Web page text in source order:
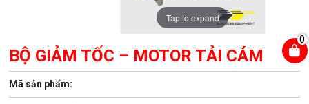
Tap to expand
BỘ GIẢM TỐC – MOTOR TẢI CÁM
Mã sản phẩm:
0